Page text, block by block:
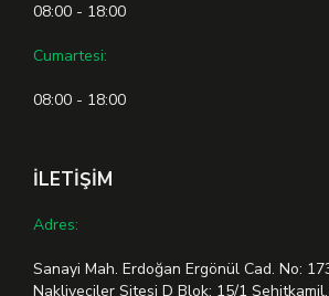
08:00 - 18:00
Cumartesi:
08:00 - 18:00
İLETİŞİM
Adres:
Sanayi Mah. Erdoğan Ergönül Cad. No:
Nakliyeciler Sitesi D Blok: 15/1